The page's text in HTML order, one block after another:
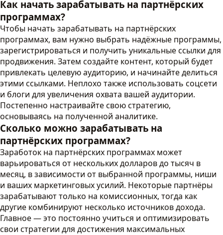
Как начать зарабатывать на партнёрских
программах?
Чтобы начать зарабатывать на партнёрских
программах, вам нужно выбрать надёжные программы,
зарегистрироваться и получить уникальные ссылки для
продвижения. Затем создайте контент, который будет
привлекать целевую аудиторию, и начинайте делиться
этими ссылками. Неплохо также использовать соцсети
и блоги для увеличения охвата вашей аудитории.
Постепенно настраивайте свою стратегию,
основываясь на полученной аналитике.
Сколько можно зарабатывать на
партнёрских программах?
Заработок на партнёрских программах может
варьироваться от нескольких долларов до тысяч в
месяц, в зависимости от выбранной программы, ниши
и ваших маркетинговых усилий. Некоторые партнёры
зарабатывают только на комиссионных, тогда как
другие комбинируют несколько источников дохода.
Главное — это постоянно учиться и оптимизировать
свои стратегии для достижения максимальных